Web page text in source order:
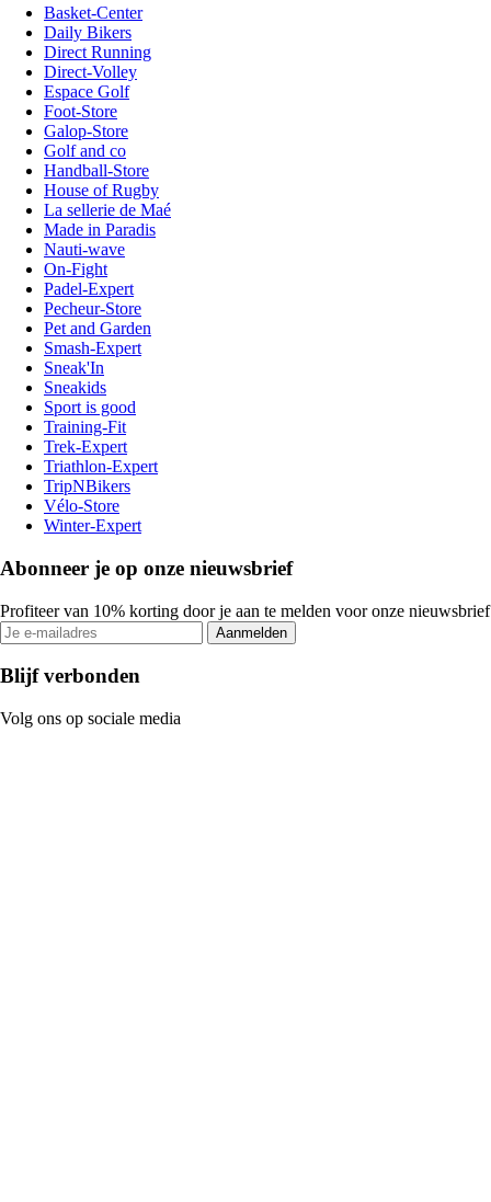
Basket-Center
Daily Bikers
Direct Running
Direct-Volley
Espace Golf
Foot-Store
Galop-Store
Golf and co
Handball-Store
House of Rugby
La sellerie de Maé
Made in Paradis
Nauti-wave
On-Fight
Padel-Expert
Pecheur-Store
Pet and Garden
Smash-Expert
Sneak'In
Sneakids
Sport is good
Training-Fit
Trek-Expert
Triathlon-Expert
TripNBikers
Vélo-Store
Winter-Expert
Abonneer je op onze nieuwsbrief
Profiteer van 10% korting door je aan te melden voor onze nieuwsbrief
Aanmelden
Blijf verbonden
Volg ons op sociale media